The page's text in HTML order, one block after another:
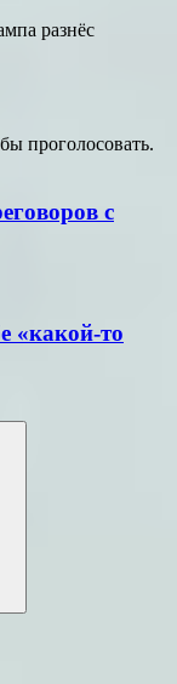
разнёс
проголосовать.
с
«какой-то